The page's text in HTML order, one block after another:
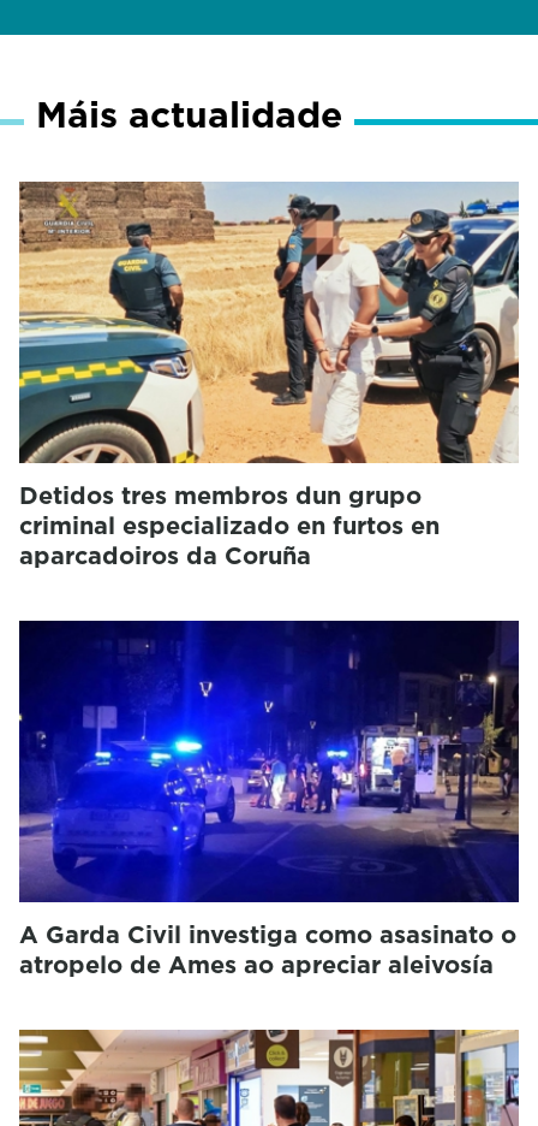
Máis actualidade
Detidos tres membros dun grupo
criminal especializado en furtos en
aparcadoiros da Coruña
A Garda Civil investiga como asasinato o
atropelo de Ames ao apreciar aleivosía